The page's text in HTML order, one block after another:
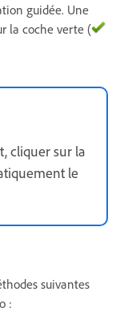
guidée. Une
la coche verte (
cliquer sur la
le
suivantes
: